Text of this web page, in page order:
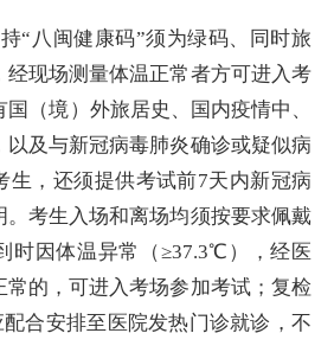
“八闽健康码”须为绿码、同时旅
经现场测量体温正常者方可进入考
国（境）外旅居史、国内疫情中、
以及与新冠病毒肺炎确诊或疑似病
生，还须提供考试前7天内新冠病
。考生入场和离场均须按要求佩戴
时因体温异常（≥37.3℃），经医
的，可进入考场参加考试；复检
合安排至医院发热门诊就诊，不